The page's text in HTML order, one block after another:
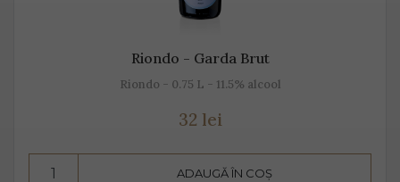
Riondo - Garda Brut
Riondo - 0.75 L - 11.5% alcool
32 lei
ADAUGĂ ÎN COȘ